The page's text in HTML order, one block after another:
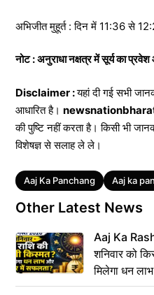
अभिजीत मुहूर्त : दिन में 11:36 से
नोट : अनुराधा नक्षत्र में सूर्य का
Disclaimer :यहां दी गई सभी
आधारित है।
की पुष्टि नहीं करता है। किसी भी
विशेषज्ञ से सलाह ले ले।
Tags
Aaj Ka Panchang Aaj ka
Other Latest News
Aaj Ka
शनिवार को
मिलेगा धन